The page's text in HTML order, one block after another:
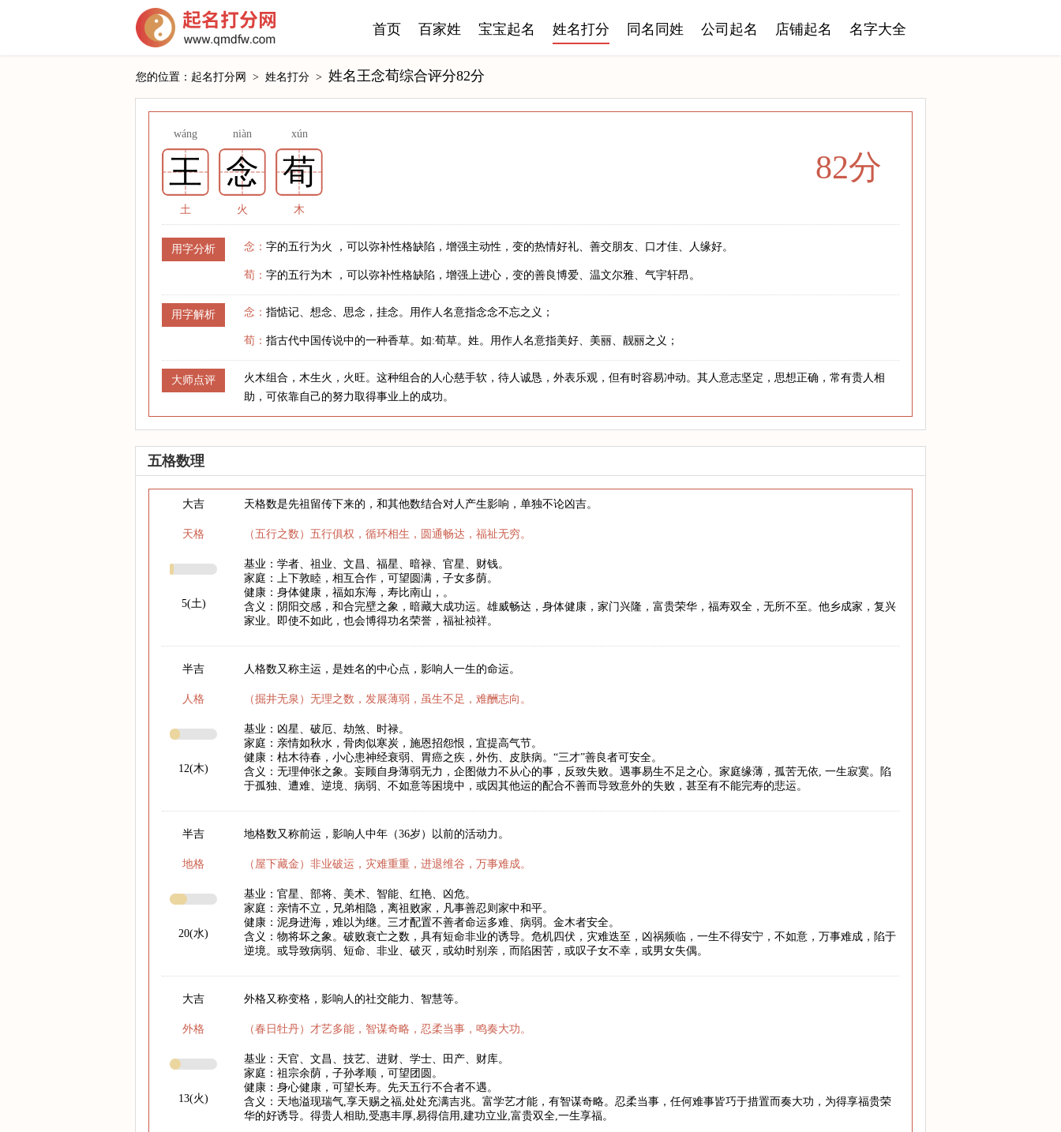
首页 百家姓 宝宝起名 姓名打分 同名同姓 公司起名 店铺起名 名字大全
您的位置： 起名打分网 > 姓名打分 > 姓名王念荀综合评分82分
wáng niàn xún
王 念 荀
土 火 木
82分
用字分析 念： 字的五行为火 ，可以弥补性格缺陷，增强主动性，变的热情好礼、善交朋友、口才佳、人缘好。
荀： 字的五行为木 ，可以弥补性格缺陷，增强上进心，变的善良博爱、温文尔雅、气宇轩昂。
用字解析 念： 指惦记、想念、思念，挂念。用作人名意指念念不忘之义；
荀： 指古代中国传说中的一种香草。如:荀草。姓。用作人名意指美好、美丽、靓丽之义；
大师点评
火木组合，木生火，火旺。这种组合的人心慈手软，待人诚恳，外表乐观，但有时容易冲动。其人意志坚定，思想正确，常有贵人相
助，可依靠自己的努力取得事业上的成功。
五格数理
大吉
天格
5(土)
天格数是先祖留传下来的，和其他数结合对人产生影响，单独不论凶吉。
（五行之数）五行俱权，循环相生，圆通畅达，福祉无穷。
基业：学者、祖业、文昌、福星、暗禄、官星、财钱。
家庭：上下敦睦，相互合作，可望圆满，子女多荫。
健康：身体健康，福如东海，寿比南山，。
含义：阴阳交感，和合完壁之象，暗藏大成功运。雄威畅达，身体健康，家门兴隆，富贵荣华，福寿双全，无所不至。他乡成家，复兴
家业。即使不如此，也会博得功名荣誉，福祉祯祥。
半吉
人格
12(木)
人格数又称主运，是姓名的中心点，影响人一生的命运。
（掘井无泉）无理之数，发展薄弱，虽生不足，难酬志向。
基业：凶星、破厄、劫煞、时禄。
家庭：亲情如秋水，骨肉似寒炭，施恩招怨恨，宜提高气节。
健康：枯木待春，小心患神经衰弱、胃癌之疾，外伤、皮肤病。“三才”善良者可安全。
含义：无理伸张之象。妄顾自身薄弱无力，企图做力不从心的事，反致失败。遇事易生不足之心。家庭缘薄，孤苦无依, 一生寂寞。陷
于孤独、遭难、逆境、病弱、不如意等困境中，或因其他运的配合不善而导致意外的失败，甚至有不能完寿的悲运。
半吉
地格
20(水)
地格数又称前运，影响人中年（36岁）以前的活动力。
（屋下藏金）非业破运，灾难重重，进退维谷，万事难成。
基业：官星、部将、美术、智能、红艳、凶危。
家庭：亲情不立，兄弟相隐，离祖败家，凡事善忍则家中和平。
健康：泥身进海，难以为继。三才配置不善者命运多难、病弱。金木者安全。
含义：物将坏之象。破败衰亡之数，具有短命非业的诱导。危机四伏，灾难迭至，凶祸频临，一生不得安宁，不如意，万事难成，陷于
逆境。或导致病弱、短命、非业、破灭，或幼时别亲，而陷困苦，或叹子女不幸，或男女失偶。
大吉
外格
13(火)
外格又称变格，影响人的社交能力、智慧等。
（春日牡丹）才艺多能，智谋奇略，忍柔当事，鸣奏大功。
基业：天官、文昌、技艺、进财、学士、田产、财库。
家庭：祖宗余荫，子孙孝顺，可望团圆。
健康：身心健康，可望长寿。先天五行不合者不遇。
含义：天地溢现瑞气,享天赐之福,处处充满吉兆。富学艺才能，有智谋奇略。忍柔当事，任何难事皆巧于措置而奏大功，为得享福贵荣
华的好诱导。得贵人相助,受惠丰厚,易得信用,建功立业,富贵双全,一生享福。